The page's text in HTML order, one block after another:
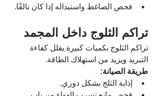
فحص الضاغط واستبداله إذا كان تالفًا.
تراكم الثلوج داخل المجمد
تراكم الثلوج بكميات كبيرة يقلل كفاءة
التبريد ويزيد من استهلاك الطاقة.
طريقة الصيانة:
إذابة الثلج بشكل دوري.